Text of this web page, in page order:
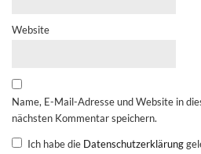
Website
Name, E-Mail-Adresse und Website in
nächsten Kommentar speichern.
Ich habe die Datenschutzerklärung